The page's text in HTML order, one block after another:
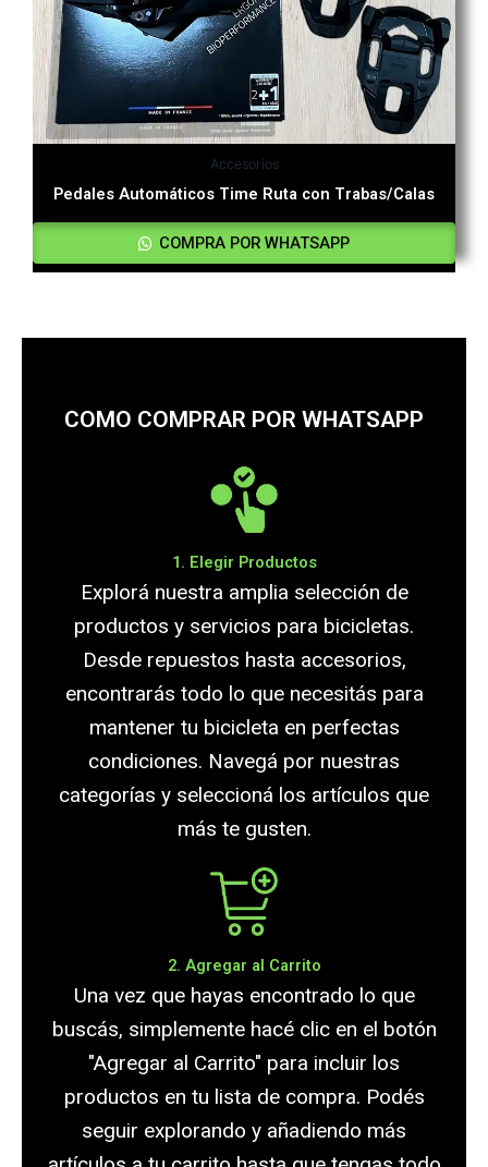
Accesorios
Pedales Automáticos Time Ruta con Trabas/Calas
COMPRA POR WHATSAPP
COMO COMPRAR POR WHATSAPP
1. Elegir Productos
Explorá nuestra amplia selección de
productos y servicios para bicicletas.
Desde repuestos hasta accesorios,
encontrarás todo lo que necesitás para
mantener tu bicicleta en perfectas
condiciones. Navegá por nuestras
categorías y seleccioná los artículos que
más te gusten.
2. Agregar al Carrito
Una vez que hayas encontrado lo que
buscás, simplemente hacé clic en el botón
"Agregar al Carrito" para incluir los
productos en tu lista de compra. Podés
seguir explorando y añadiendo más